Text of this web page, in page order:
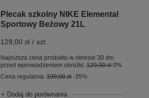
Plecak szkolny NIKE Elemental
Sportowy Beżowy 21L
129,00 zł / szt.
Najniższa cena produktu w okresie 30 dni
przed wprowadzeniem obniżki: 129,00 zł 0%
Cena regularna: 199,00 zł -35%
+ Dodaj do porównania